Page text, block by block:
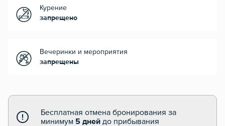
Курение
запрещено
Вечеринки и мероприятия
запрещены
Бесплатная отмена бронирования за
минимум 5 дней до прибывания